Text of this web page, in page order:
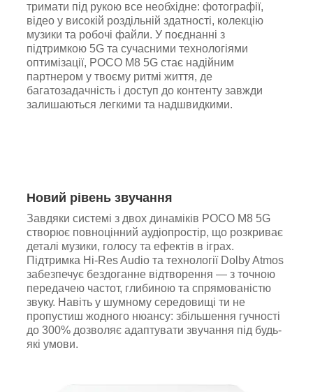
тримати під рукою все необхідне: фотографії,
відео у високій роздільній здатності, колекцію
музики та робочі файли. У поєднанні з
підтримкою 5G та сучасними технологіями
оптимізації, POCO M8 5G стає надійним
партнером у твоєму ритмі життя, де
багатозадачність і доступ до контенту завжди
залишаються легкими та надшвидкими.
Новий рівень звучання
Завдяки системі з двох динаміків POCO M8 5G
створює повноцінний аудіопростір, що розкриває
деталі музики, голосу та ефектів в іграх.
Підтримка Hi-Res Audio та технології Dolby Atmos
забезпечує бездоганне відтворення — з точною
передачею частот, глибиною та спрямованістю
звуку. Навіть у шумному середовищі ти не
пропустиш жодного нюансу: збільшення гучності
до 300% дозволяє адаптувати звучання під будь-
які умови.